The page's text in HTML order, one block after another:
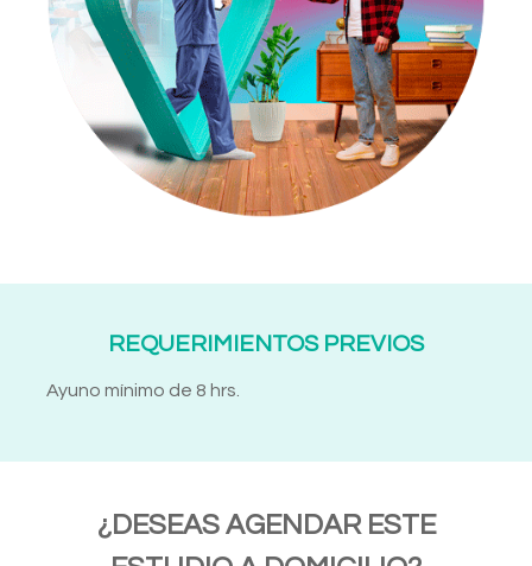
REQUERIMIENTOS PREVIOS
Ayuno mínimo de 8 hrs.
¿DESEAS AGENDAR ESTE